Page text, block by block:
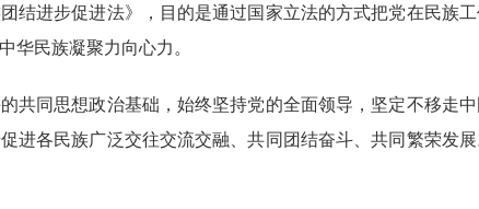
结进步促进法》，目的是通过国家立法的方式把党在民族
华民族凝聚力向心力。
共同思想政治基础，始终坚持党的全面领导，坚定不移走
进各民族广泛交往交流交融、共同团结奋斗、共同繁荣发